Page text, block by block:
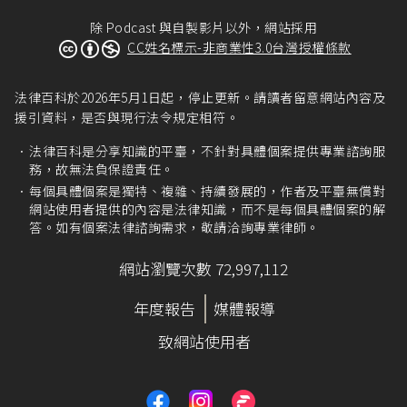
除 Podcast 與自製影片以外，網站採用
CC姓名標示-非商業性3.0台灣授權條款
法律百科於2026年5月1日起，停止更新。請讀者留意網站內容及
援引資料，是否與現行法令規定相符。
法律百科是分享知識的平臺，不針對具體個案提供專業諮詢服
務，故無法負保證責任。
每個具體個案是獨特、複雜、持續發展的，作者及平臺無償對
網站使用者提供的內容是法律知識，而不是每個具體個案的解
答。如有個案法律諮詢需求，敬請洽詢專業律師。
網站瀏覽次數 72,997,112
年度報告
媒體報導
致網站使用者